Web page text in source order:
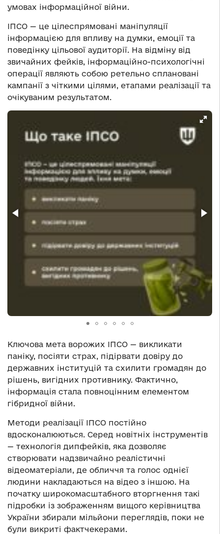
умовах інформаційної війни.
ІПСО — це цілеспрямовані маніпуляції
інформацією для впливу на думки, емоції та
поведінку цільової аудиторії. На відміну від
звичайних фейків, інформаційно-психологічні
операції являють собою ретельно сплановані
кампанії з чіткими цілями, етапами реалізації та
очікуваним результатом.
Ключова мета ворожих ІПСО — викликати
паніку, посіяти страх, підірвати довіру до
державних інституцій та схилити громадян до
рішень, вигідних противнику. Фактично,
інформація стала повноцінним елементом
гібридної війни.
Методи реалізації ІПСО постійно
вдосконалюються. Серед новітніх інструментів
— технологія дипфейків, яка дозволяє
створювати надзвичайно реалістичні
відеоматеріали, де обличчя та голос однієї
людини накладаються на відео з іншою. На
початку широкомасштабного вторгнення такі
підробки із зображенням вищого керівництва
України збирали мільйони переглядів, поки не
були викриті фактчекерами.